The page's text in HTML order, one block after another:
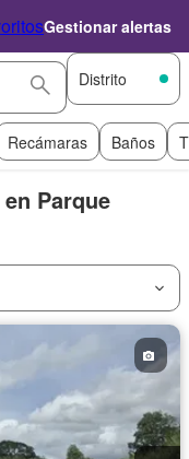
Gestionar alertas
Distrito
Recámaras Baños
Parque